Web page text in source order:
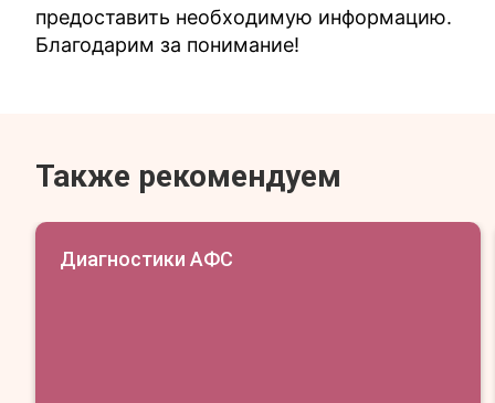
предоставить необходимую информацию.
Благодарим за понимание!
Также рекомендуем
Диагностики АФС